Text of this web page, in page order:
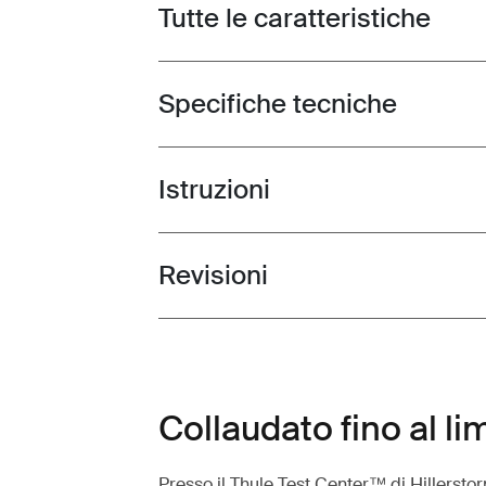
Toggle features
Tutte le caratteristiche
Toggle techspec
Specifiche tecniche
Toggle guides and instructions
Istruzioni
Toggle overview
Revisioni
Collaudato fino al